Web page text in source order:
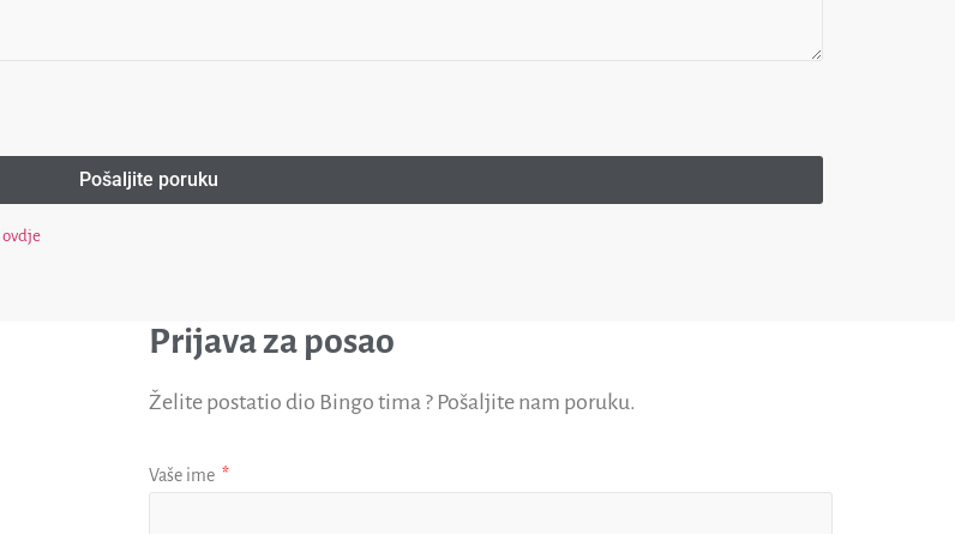
Pošaljite poruku
ovdje
Prijava za posao
Želite postatio dio Bingo tima ? Pošaljite nam poruku.
Vaše ime